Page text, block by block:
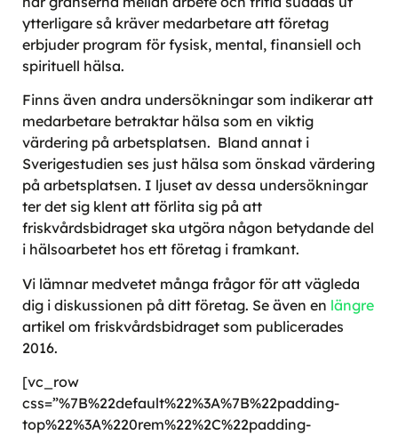
ytterligare så kräver medarbetare att företag
erbjuder program för fysisk, mental, finansiell och
spirituell hälsa.
Finns även andra undersökningar som indikerar att
medarbetare betraktar hälsa som en viktig
värdering på arbetsplatsen. Bland annat i
Sverigestudien ses just hälsa som önskad värdering
på arbetsplatsen. I ljuset av dessa undersökningar
ter det sig klent att förlita sig på att
friskvårdsbidraget ska utgöra någon betydande del
i hälsoarbetet hos ett företag i framkant.
Vi lämnar medvetet många frågor för att vägleda
dig i diskussionen på ditt företag. Se även en längre
artikel om friskvårdsbidraget som publicerades
2016.
[vc_row
css=”%7B%22default%22%3A%7B%22padding-
top%22%3A%220rem%22%2C%22padding-